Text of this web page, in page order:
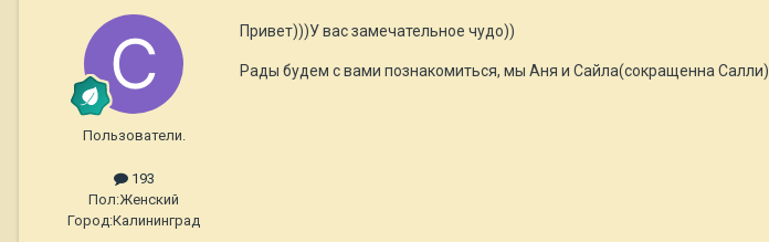
Пользователи.
193
Пол:Женский
Город:Калининград
Привет)))У вас замечательное чудо))
Рады будем с вами познакомиться, мы Аня и Сайла(сокращенна Салли)